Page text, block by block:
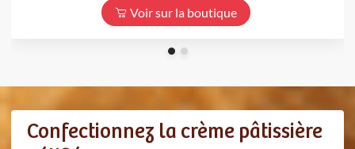
Voir sur la boutique
Confectionnez la crème pâtissière